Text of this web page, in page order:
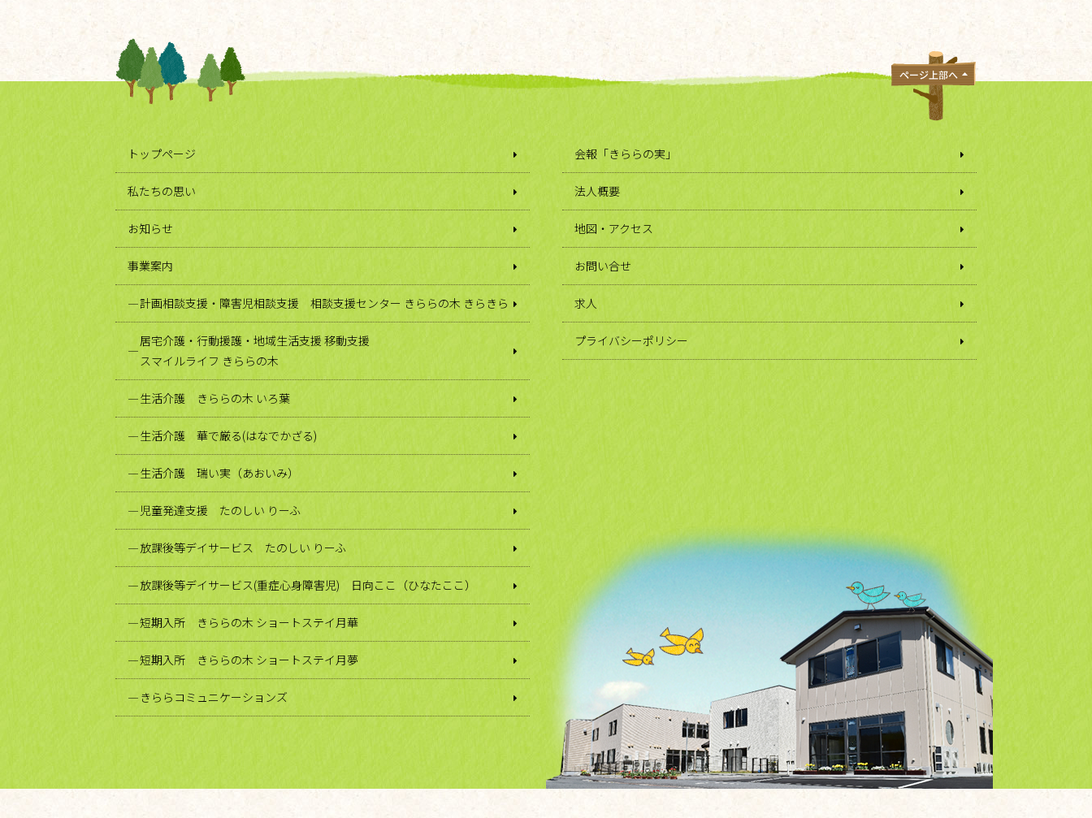
トップページ
私たちの思い
お知らせ
事業案内
計画相談支援・障害児相談支援 相談支援センター きららの木 きらきら
居宅介護・行動援護・地域生活支援 移動支援
スマイルライフ きららの木
生活介護 きららの木 いろ葉
生活介護 華で厳る(はなでかざる)
生活介護 瑞い実（あおいみ）
児童発達支援 たのしい りーふ
放課後等デイサービス たのしい りーふ
放課後等デイサービス(重症心身障害児) 日向ここ（ひなたここ）
短期入所 きららの木 ショートステイ月華
短期入所 きららの木 ショートステイ月夢
きららコミュニケーションズ
会報「きららの実」
法人概要
地図・アクセス
お問い合せ
求人
プライバシーポリシー